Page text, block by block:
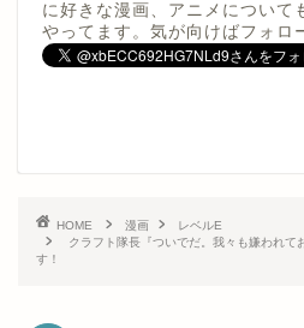
に好きな漫画、アニメについて
やってます。気が向けばフォロ
HOME 漫画
レベルE
クラフト隊長『ついでだ。我々も嫌われて
す！